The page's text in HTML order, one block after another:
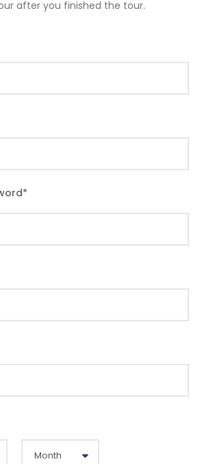
after you finished the tour.
*